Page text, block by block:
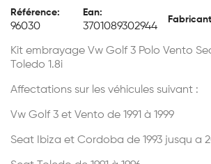
Référence:
96030
Ean:
3701089302944
Kit embrayage Vw Golf 3 Polo Vento
Toledo 1.8i
Affectations sur les véhicules suivant :
Vw Golf 3 et Vento de 1991 à 1999
Seat Ibiza et Cordoba de 1993 jusqu a